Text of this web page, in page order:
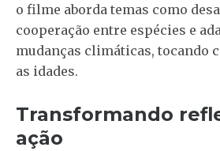
o filme aborda temas como
cooperação entre espécies e
mudanças climáticas, tocando
as idades.
Transformando
ação